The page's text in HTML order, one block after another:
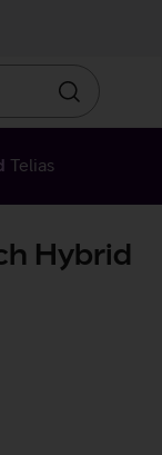
Otsin
Telias
Hybrid